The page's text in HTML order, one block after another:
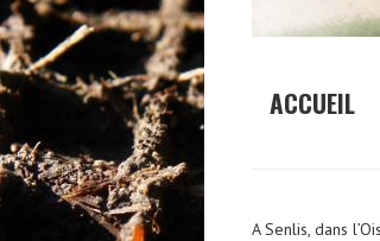
ACCUEIL
A Senlis, dans